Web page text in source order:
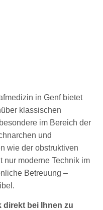
in Genf bietet
klassischen
im Bereich der
und
wie der obstruktiven
nur moderne Technik im
Betreuung –
bei Ihnen zu